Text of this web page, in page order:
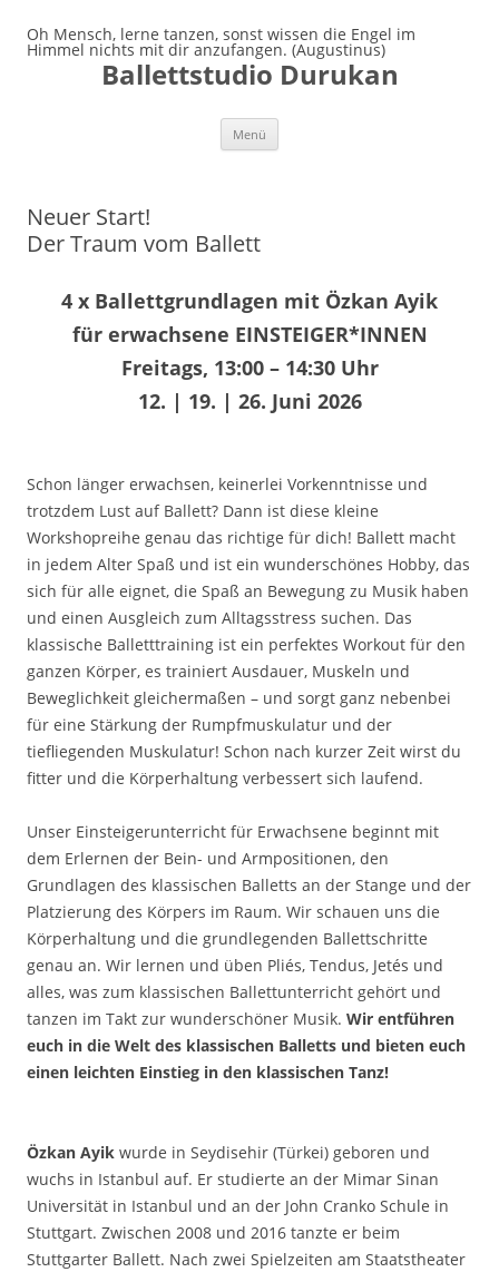
Oh Mensch, lerne tanzen, sonst wissen die Engel im
Himmel nichts mit dir anzufangen. (Augustinus)
Ballettstudio Durukan
Menü
Neuer Start!
Der Traum vom Ballett
4 x Ballettgrundlagen mit Özkan Ayik
für erwachsene EINSTEIGER*INNEN
Freitags, 13:00 – 14:30 Uhr
12. | 19. | 26. Juni 2026
Schon länger erwachsen, keinerlei Vorkenntnisse und
trotzdem Lust auf Ballett? Dann ist diese kleine
Workshopreihe genau das richtige für dich! Ballett macht
in jedem Alter Spaß und ist ein wunderschönes Hobby, das
sich für alle eignet, die Spaß an Bewegung zu Musik haben
und einen Ausgleich zum Alltagsstress suchen. Das
klassische Balletttraining ist ein perfektes Workout für den
ganzen Körper, es trainiert Ausdauer, Muskeln und
Beweglichkeit gleichermaßen – und sorgt ganz nebenbei
für eine Stärkung der Rumpfmuskulatur und der
tiefliegenden Muskulatur! Schon nach kurzer Zeit wirst du
fitter und die Körperhaltung verbessert sich laufend.
Unser Einsteigerunterricht für Erwachsene beginnt mit
dem Erlernen der Bein- und Armpositionen, den
Grundlagen des klassischen Balletts an der Stange und der
Platzierung des Körpers im Raum. Wir schauen uns die
Körperhaltung und die grundlegenden Ballettschritte
genau an. Wir lernen und üben Pliés, Tendus, Jetés und
alles, was zum klassischen Ballettunterricht gehört und
tanzen im Takt zur wunderschöner Musik. Wir entführen
euch in die Welt des klassischen Balletts und bieten euch
einen leichten Einstieg in den klassischen Tanz!
Özkan Ayik wurde in Seydisehir (Türkei) geboren und
wuchs in Istanbul auf. Er studierte an der Mimar Sinan
Universität in Istanbul und an der John Cranko Schule in
Stuttgart. Zwischen 2008 und 2016 tanzte er beim
Stuttgarter Ballett. Nach zwei Spielzeiten am Staatstheater